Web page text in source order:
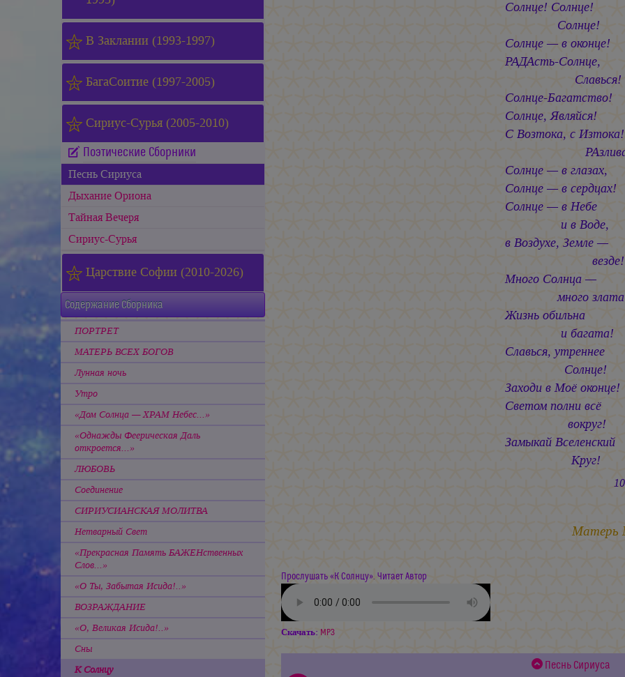
В Заклании (1993-1997)
БагаСоитие (1997-2005)
Сириус-Сурья (2005-2010)
Поэтические Сборники
Песнь Сириуса
Дыхание Ориона
Тайная Вечеря
Сириус-Сурья
Царствие Софии (2010-2026)
Содержание Сборника
ПОРТРЕТ
МАТЕРЬ ВСЕХ БОГОВ
Лунная ночь
Утро
«Дом Солнца — ХРАМ Небес...»
«Однажды Феерическая Даль
откроется...»
ЛЮБОВЬ
Соединение
СИРИУСИАНСКАЯ МОЛИТВА
Нетварный Свет
«Прекрасная Память БАЖЕНственных
Слов...»
«О Ты, Забытая Исида!..»
ВОЗРАЖДАНИЕ
«О, Великая Исида!..»
Сны
К Солнцу
Солнце! Солнце!
Солнце!
Солнце — в оконце!
РАДАсть-Cолнце,
Славься!
Солнце-Багатство!
Солнце, Являйся!
С Возтока, с Изтока!
Солнце — в глазах,
Солнце — в сердцах!
Солнце — в Небе
и в Воде,
в Воздухе, Земле —
везде!
Много Солнца —
много
Жизнь обильна
и багата!
Славься, утреннее
Солнце!
Заходи в Моё оконце!
Светом полни всё
вокруг!
Замыкай Вселенский
Круг!
Матерь
Прослушать «К Солнцу». Читает Автор
Скачать: MP3
Песнь Сириуса